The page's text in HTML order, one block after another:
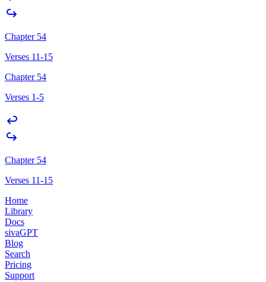
Chapter 54
Verses 11-15
Chapter 54
Verses 1-5
Chapter 54
Verses 11-15
Home
Library
Docs
sivaGPT
Blog
Search
Pricing
Support